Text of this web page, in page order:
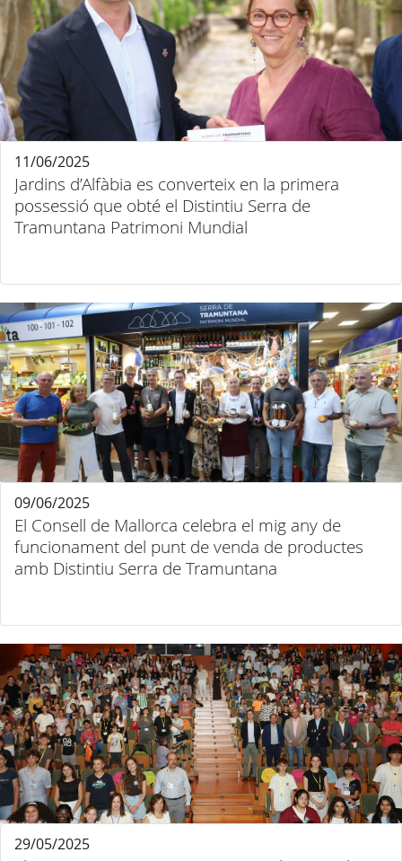
Jardins d’Alfàbia es converteix en la primera
possessió que obté el Distintiu Serra de
Tramuntana Patrimoni Mundial
11/06/2025
El Consell de Mallorca celebra el mig any de
funcionament del punt de venda de productes
amb Distintiu Serra de Tramuntana
09/06/2025
29/05/2025